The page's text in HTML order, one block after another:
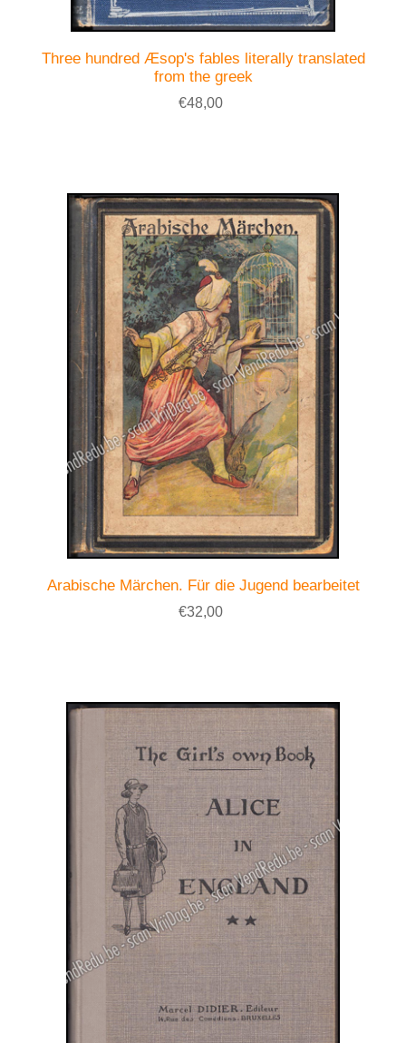
Three hundred Æsop's fables literally translated
from the greek
€48,00
Arabische Märchen. Für die Jugend bearbeitet
€32,00